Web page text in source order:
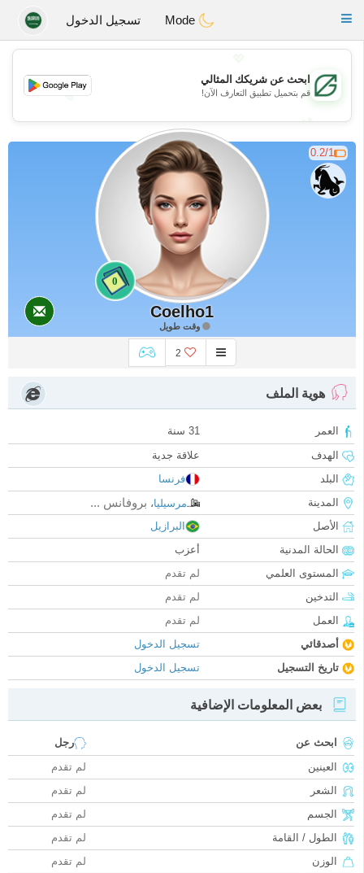
GulfDating
Toggle
تسجيل الدخول
💖
💕
💕
ابحث عن شريكك المثالي
قم بتحميل تطبيق التعارف الآن!
0.2/1
0
Coelho1
وقت طويل
2
هوية الملف
العمر
31 سنة
الهدف
علاقة جدية
البلد
فرنسا
المدينة
مرسيليا، بروفانس ...
الأصل
البرازيل
الحالة المدنية
أعزب
المستوى العلمي
لم تقدم
التدخين
لم تقدم
العمل
لم تقدم
أصدقائي
تسجيل الدخول
تاريخ التسجيل
تسجيل الدخول
بعض المعلومات الإضافية
ابحث عن
رجل
العينين
لم تقدم
الشعر
لم تقدم
الجسم
لم تقدم
الطول / القامة
لم تقدم
الوزن
لم تقدم